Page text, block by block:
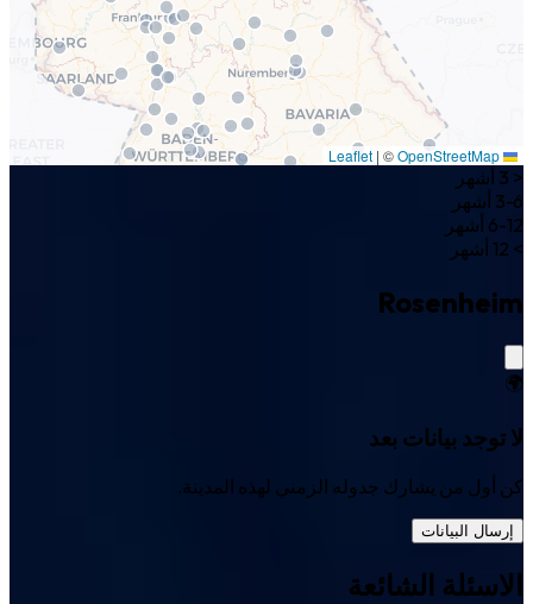
| ©OpenStreetMap
< 3 أشهر
3-6 أشهر
6-12 أشهر
> 12 أشهر
Rosenheim
🌍
لا توجد بيانات بعد
كن أول من يشارك جدوله الزمني لهذه المدينة.
إرسال البيانات
الاسئلة الشائعة